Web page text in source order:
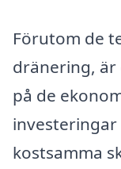
Förutom de
dränering, är
på de
kostsamma